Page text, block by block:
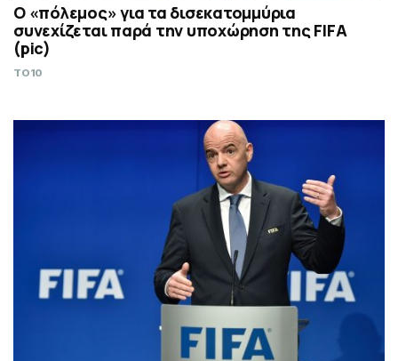
Ο «πόλεμος» για τα δισεκατομμύρια
συνεχίζεται παρά την υποχώρηση της FIFA
(pic)
TO10